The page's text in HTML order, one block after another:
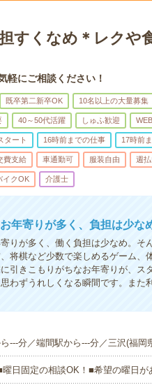
すくなめ＊レクや
にご相談ください！
既卒第二新卒OK 10名以上の大量募集
40～50代活躍 しゅふ歓迎
タート 16時前までの仕事 17時前
費支給 車通勤可 服装自由 週
イクOK 介護士
年寄りが多く、負担は少な
りが多く、働く負担は少なめ。そ
将棋など少数で楽しめるゲーム、
引きこもりがちなお年寄りが、ス
わずうれしくなる瞬間です。また
---分／端間駅から---分／三沢(福岡
日固定の相談OK！■希望の曜日が